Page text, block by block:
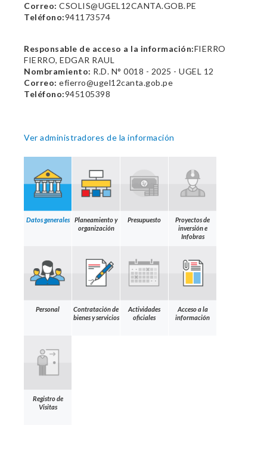
Correo: CSOLIS@UGEL12CANTA.GOB.PE
Teléfono:941173574
Responsable de acceso a la información:FIERRO
FIERRO, EDGAR RAUL
Nombramiento: R.D. N° 0018 - 2025 - UGEL 12
Correo: efierro@ugel12canta.gob.pe
Teléfono:945105398
Ver administradores de la información
Datos generales
Planeamiento y
organización
Presupuesto
Proyectos de
inversión e
Infobras
Personal
Contratación de
bienes y servicios
Actividades
oficiales
Acceso a la
información
Registro de
Visitas